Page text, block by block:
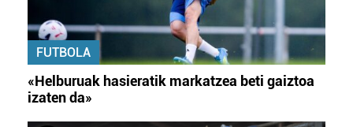
FUTBOLA
«Helburuak hasieratik markatzea beti gaiztoa
izaten da»